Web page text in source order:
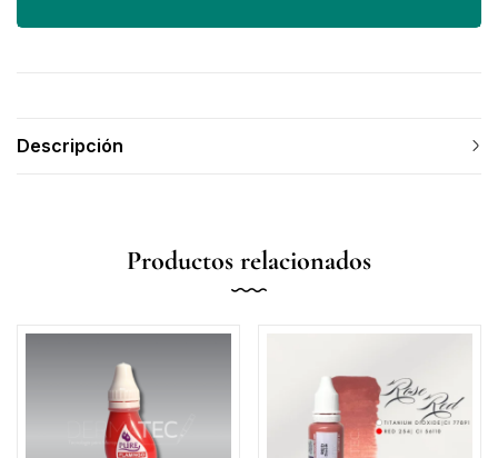
Descripción
Productos relacionados